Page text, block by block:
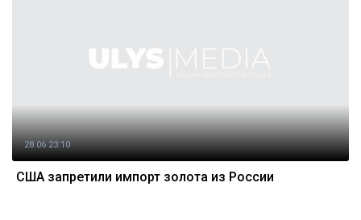
28.06 23:10
США запретили импорт золота из России